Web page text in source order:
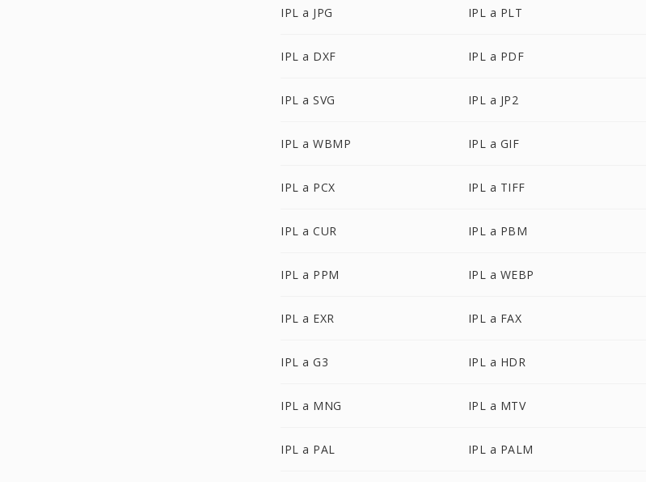
IPL a JPG IPL a PLT
IPL a DXF IPL a PDF
IPL a SVG IPL a JP2
IPL a WBMP IPL a GIF
IPL a PCX IPL a TIFF
IPL a CUR IPL a PBM
IPL a PPM IPL a WEBP
IPL a EXR IPL a FAX
IPL a G3 IPL a HDR
IPL a MNG IPL a MTV
IPL a PAL IPL a PALM